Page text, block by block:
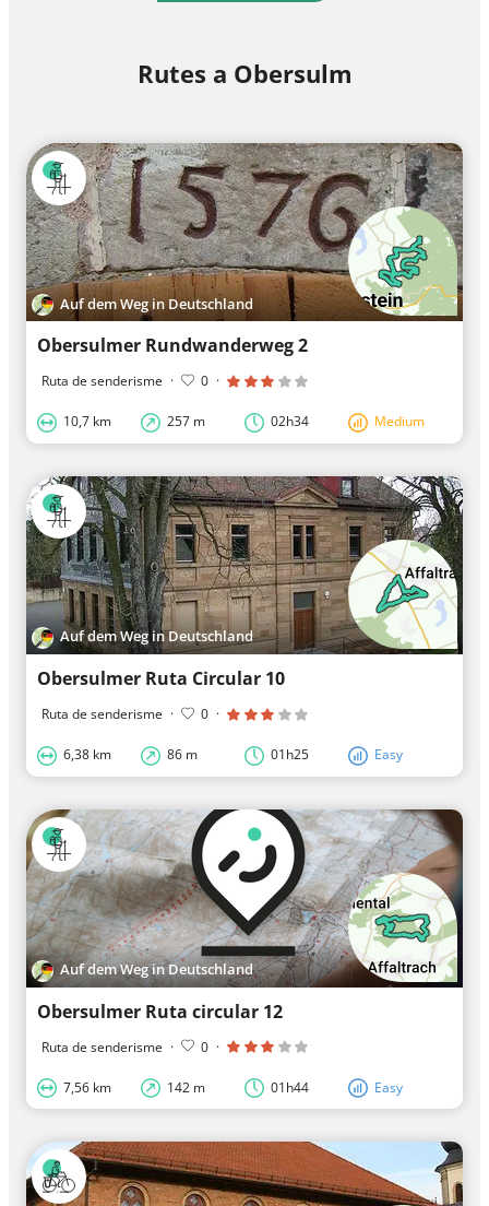
Rutes a Obersulm
Auf dem Weg in Deutschland
Obersulmer Rundwanderweg 2
Ruta de senderisme · 0 ·
10,7 km 257 m 02h34 Medium
Auf dem Weg in Deutschland
Obersulmer Ruta Circular 10
Ruta de senderisme · 0 ·
6,38 km 86 m 01h25 Easy
Auf dem Weg in Deutschland
Obersulmer Ruta circular 12
Ruta de senderisme · 0 ·
7,56 km 142 m 01h44 Easy